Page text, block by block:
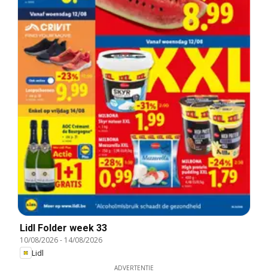
Lidl Folder week 33
10/08/2026- 14/08/2026
Lidl
ADVERTENTIE